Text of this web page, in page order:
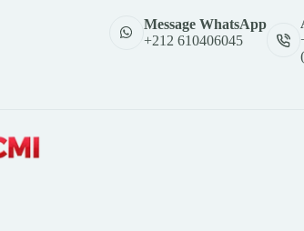
Message WhatsApp
+212 610406045